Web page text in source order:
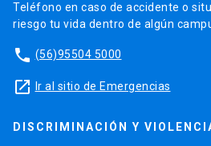
Teléfono en caso de accidente o
riesgo tu vida dentro de algún
phone (56)95504 5000
launch Ir al sitio de Emergencias
DISCRIMINACIÓN Y